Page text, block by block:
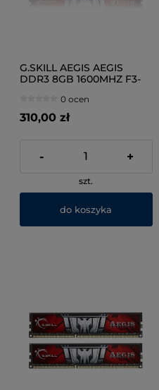
G.SKILL AEGIS AEGIS
DDR3 8GB 1600MHZ F3-
0 ocen
310,00 zł
- +
szt.
do koszyka